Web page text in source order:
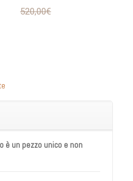
520,00€
è un pezzo unico e non